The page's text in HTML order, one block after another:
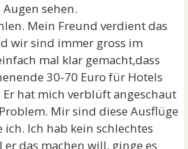
sehen.
Mein Freund verdient das
wir sind immer gross im
mal klar gemacht,dass
30-70 Euro für Hotels
Er hat mich verblüft angeschaut
Mir sind diese Ausflüge
Ich hab kein schlechtes
er das machen will, ginge es